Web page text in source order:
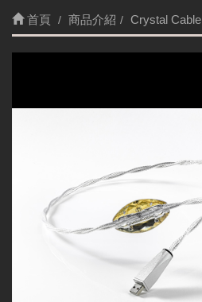
首頁 商品介紹 Crystal Cable